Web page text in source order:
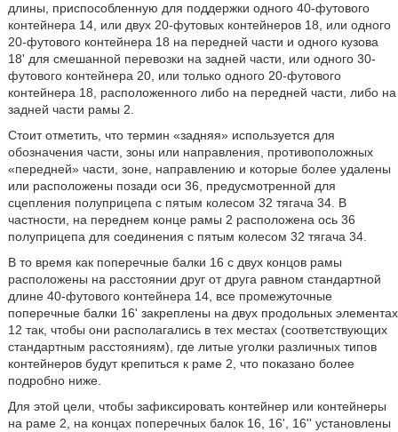
длины, приспособленную для поддержки одного 40-футового
контейнера 14, или двух 20-футовых контейнеров 18, или одного
20-футового контейнера 18 на передней части и одного кузова
18' для смешанной перевозки на задней части, или одного 30-
футового контейнера 20, или только одного 20-футового
контейнера 18, расположенного либо на передней части, либо на
задней части рамы 2.
Стоит отметить, что термин «задняя» используется для
обозначения части, зоны или направления, противоположных
«передней» части, зоне, направлению и которые более удалены
или расположены позади оси 36, предусмотренной для
сцепления полуприцепа с пятым колесом 32 тягача 34. В
частности, на переднем конце рамы 2 расположена ось 36
полуприцепа для соединения с пятым колесом 32 тягача 34.
В то время как поперечные балки 16 с двух концов рамы
расположены на расстоянии друг от друга равном стандартной
длине 40-футового контейнера 14, все промежуточные
поперечные балки 16' закреплены на двух продольных элементах
12 так, чтобы они располагались в тех местах (соответствующих
стандартным расстояниям), где литые уголки различных типов
контейнеров будут крепиться к раме 2, что показано более
подробно ниже.
Для этой цели, чтобы зафиксировать контейнер или контейнеры
на раме 2, на концах поперечных балок 16, 16', 16'' установлены